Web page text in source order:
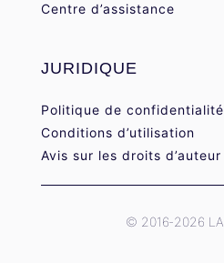
Centre d’assistance
JURIDIQUE
Politique de confidentialité
Conditions d’utilisation
Avis sur les droits
© 2016-2026